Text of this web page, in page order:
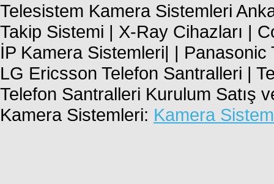
Telesistem Kamera Sistemleri
Takip Sistemi | X-Ray Cihazları |
İP Kamera Sistemleri| |
LG Ericsson Telefon Santralleri |
Telefon Santralleri Kurulum Satış
Kamera Sistemleri: Kamera